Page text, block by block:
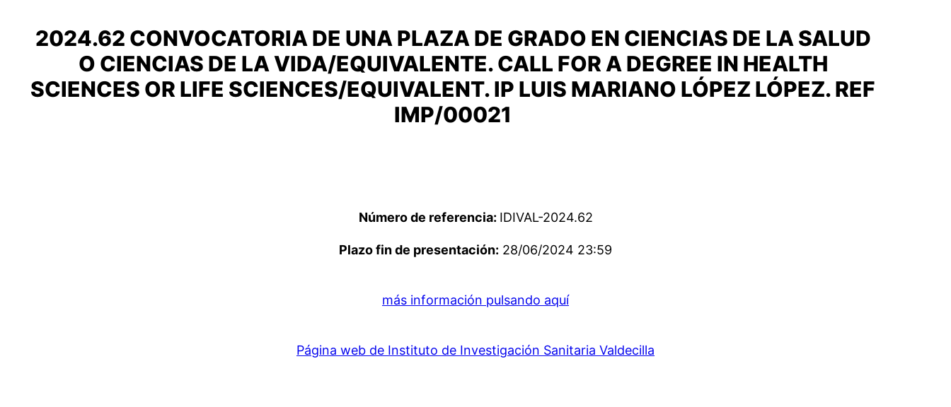
2024.62 CONVOCATORIA DE UNA PLAZA DE GRADO EN CIENCIAS DE LA SALUD
O CIENCIAS DE LA VIDA/EQUIVALENTE. CALL FOR A DEGREE IN HEALTH
SCIENCES OR LIFE SCIENCES/EQUIVALENT. IP LUIS MARIANO LÓPEZ LÓPEZ. REF
IMP/00021
Número de referencia: IDIVAL-2024.62
Plazo fin de presentación: 28/06/2024 23:59
más información pulsando aquí
Página web de Instituto de Investigación Sanitaria Valdecilla